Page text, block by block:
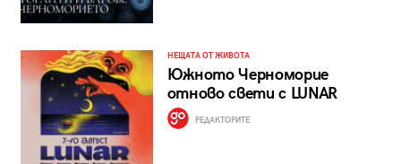
НЕЩАТА ОТ ЖИВОТА
Южното Черноморие
отново свети с LUNAR
РЕДАКТОРИТЕ